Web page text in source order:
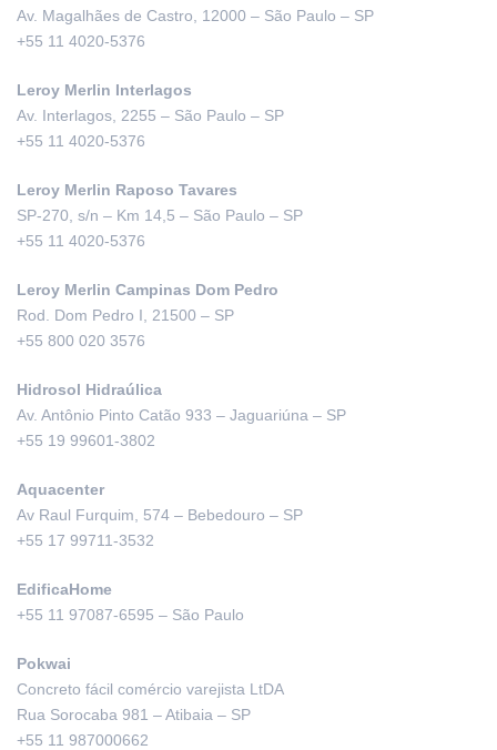
Av. Magalhães de Castro, 12000 – São Paulo – SP
+55 11 4020-5376
Leroy Merlin Interlagos
Av. Interlagos, 2255 – São Paulo – SP
+55 11 4020-5376
Leroy Merlin Raposo Tavares
SP-270, s/n – Km 14,5 – São Paulo – SP
+55 11 4020-5376
Leroy Merlin Campinas Dom Pedro
Rod. Dom Pedro I, 21500 – SP
+55 800 020 3576
Hidrosol Hidraúlica
Av. Antônio Pinto Catão 933 – Jaguariúna – SP
+55 19 99601-3802
Aquacenter
Av Raul Furquim, 574 – Bebedouro – SP
+55 17 99711-3532
EdificaHome
+55 11 97087-6595 – São Paulo
Pokwai
Concreto fácil comércio varejista LtDA
Rua Sorocaba 981 – Atibaia – SP
+55 11 987000662